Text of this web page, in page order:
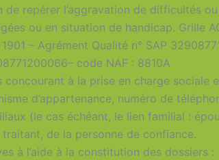
repérer l’aggravation de difficultés ou
ou en situation de handicap. Grille
– Agrément Qualité n° SAP
code NAF : 8810A
à la prise en charge sociale
d’appartenance, numéro de
(le cas échéant, le lien familial :
de la personne de confiance.
à l’aide à la constitution des dossiers :